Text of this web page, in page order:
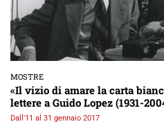
MOSTRE
«Il vizio di amare la carta
lettere a Guido Lopez (1931-
Dall'11 al 31 gennaio 2017